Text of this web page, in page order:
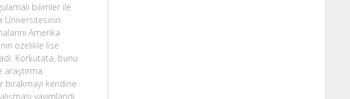
bilimler ile
Üniversitesinin
Amerika
özelikle lise
Korkutata, bunu
araştırma
bırakmayı kendine
yayımlandı.